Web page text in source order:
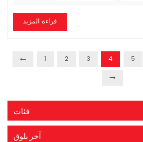
قراءة المزيد
1 2 3 4 5
فئات
آخر بلوق